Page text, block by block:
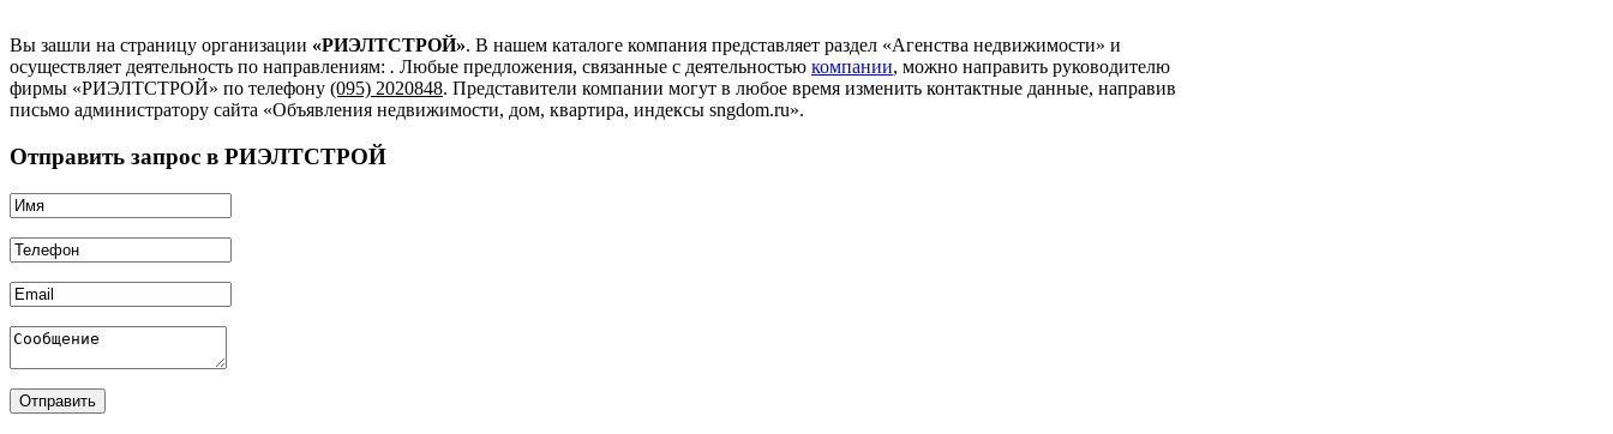
Вы зашли на страницу организации «РИЭЛТСТРОЙ». В нашем каталоге компания представляет раздел «Агенства недвижимости» и
осуществляет деятельность по направлениям: . Любые предложения, связанные с деятельностью компании, можно направить руководителю
фирмы «РИЭЛТСТРОЙ» по телефону (095) 2020848. Представители компании могут в любое время изменить контактные данные, направив
письмо администратору сайта «Объявления недвижимости, дом, квартира, индексы sngdom.ru».
Отправить запрос в РИЭЛТСТРОЙ